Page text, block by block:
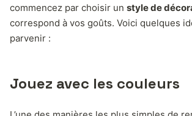
commencez par choisir un style de
correspond à vos goûts. Voici quelques
parvenir :
Jouez avec les couleurs